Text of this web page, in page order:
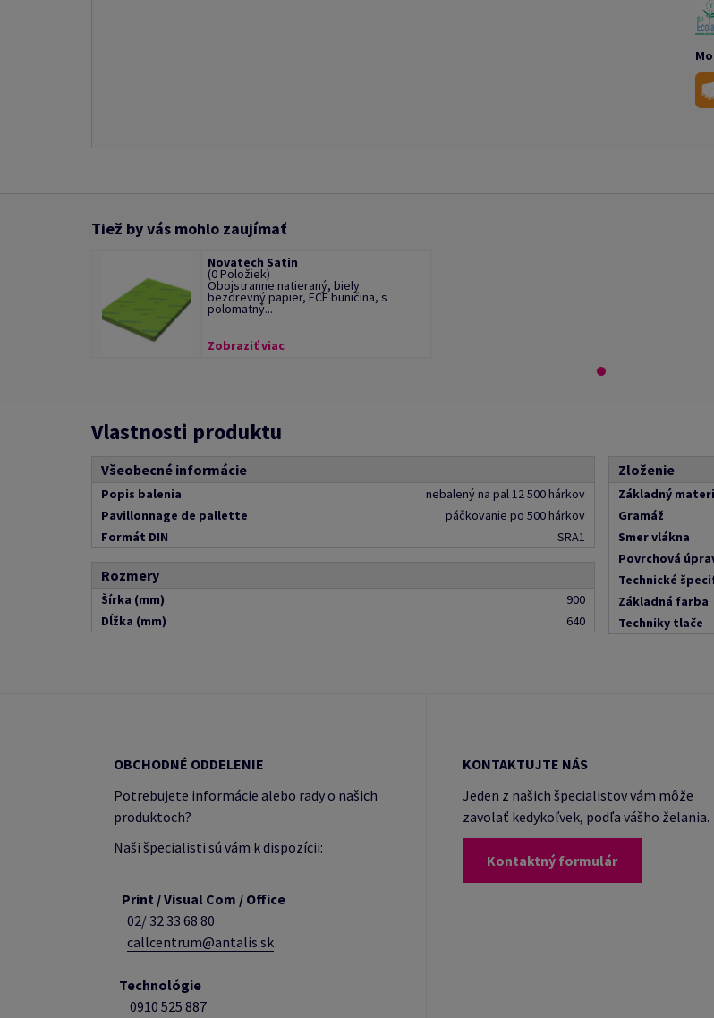
Tiež by vás mohlo zaujímať
Novatech Satin
(0 Položiek)
Obojstranne natieraný, biely
bezdrevný papier, ECF buničina, s
polomatný...
Zobraziť viac
Vlastnosti produktu
Všeobecné informácie
Popis balenia
nebalený na pal 12 500 hárkov
Pavillonnage de pallette
páčkovanie po 500 hárkov
Formát DIN
SRA1
Rozmery
Šírka (mm)
900
Dĺžka (mm)
640
Zloženie
Základný
Gramáž
Smer vlákna
Povrchová
Technické
Základná farba
Techniky tlače
OBCHODNÉ ODDELENIE
Potrebujete informácie alebo rady o našich
produktoch?
Naši špecialisti sú vám k dispozícii:
Print / Visual Com / Office
02/ 32 33 68 80
callcentrum@antalis.sk
Technológie
0910 525 887
KONTAKTUJTE NÁS
Jeden z našich špecialistov vám môže
zavolať kedykoľvek, podľa vášho želania.
Kontaktný formulár